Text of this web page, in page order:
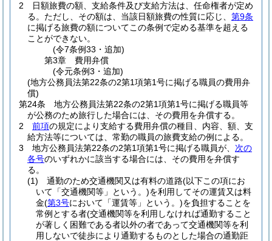
2
日額旅費の額、支給条件及び支給方法は、任命権者が定め
る。 ただし、その額は、当該日額旅費の性質に応じ、 第9条
に掲げる旅費の額についてこの条例で定める基準を超える
ことができない。
(令7条例33・追加)
第3章
費用弁償
(令元条例3・追加)
(地方公務員法第22条の2第1項第1号に掲げる職員の費用弁
償)
第24条
地方公務員法第22条の2第1項第1号に掲げる職員等
が公務のため旅行した場合には、その費用を弁償する。
2
前項の規定により支給する費用弁償の種目、内容、額、支
給方法等については、常勤の職員の旅費支給の例による。
3
地方公務員法第22条の2第1項第1号に掲げる職員が、 次の
各号のいずれかに該当する場合には、その費用を弁償す
る。
(1)
通勤のため交通機関又は有料の道路(以下この項にお
いて「交通機関等」という。)を利用してその運賃又は料
金(第3号において「運賃等」という。)を負担することを
常例とする者(交通機関等を利用しなければ通勤すること
が著しく困難である者以外の者であって交通機関等を利
用しないで徒歩により通勤するものとした場合の通勤距